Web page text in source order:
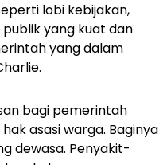
lobi kebijakan,
yang kuat dan
yang dalam
bagi pemerintah
asasi warga. Baginya
dewasa. Penyakit-